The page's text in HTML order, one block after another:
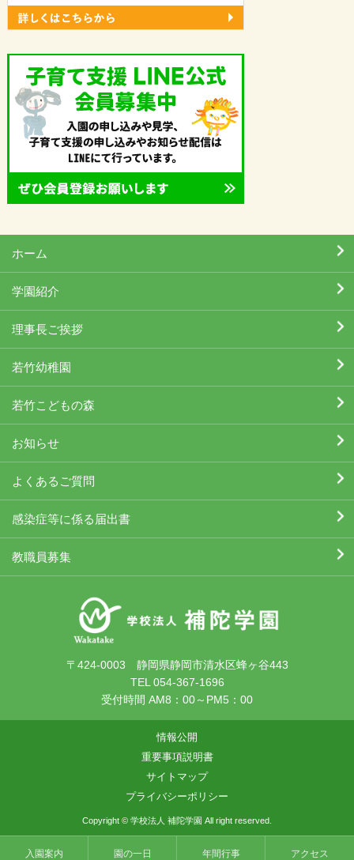
入園案内 園の一日 年間行事 アクセス
ホーム
学園紹介
理事長ご挨拶
若竹幼稚園
若竹こどもの森
お知らせ
よくあるご質問
感染症等に係る届出書
教職員募集
〒424-0003 静岡県静岡市清水区蜂ヶ谷443
TEL 054-367-1696
受付時間 AM8：00～PM5：00
情報公開
重要事項説明書
サイトマップ
プライバシーポリシー
Copyright © 学校法人 補陀学園 All right reserved.